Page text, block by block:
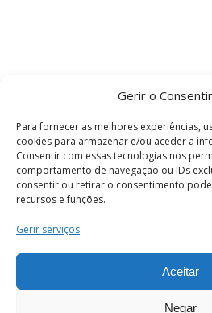
Gerir o
Para fornecer as melhores experiências,
cookies para armazenar e/ou aceder a
Consentir com essas tecnologias nos
comportamento de navegação ou IDs
consentir ou retirar o consentimento
recursos e funções.
Gerir serviços
Aceitar
Negar
Termos e Condições
os direitos reservados.